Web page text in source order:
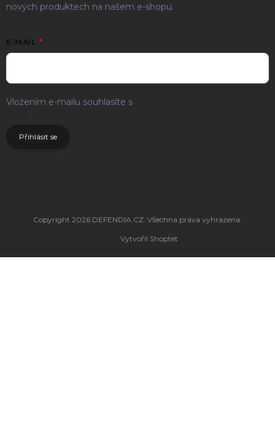
nových produktech na našem e-shopu.
E-MAIL
Vložením e-mailu souhlasíte s
.
Přihlásit se
Vytvořil Shoptet
Copyright 2026 DEFENDIA.CZ . Všechna práva vyhrazena.